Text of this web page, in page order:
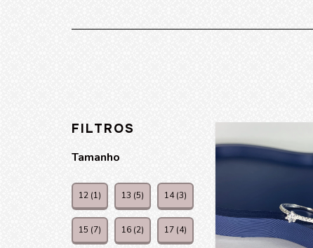
FILTROS
Tamanho
12 (1) 13 (5) 14 (3)
15 (7) 16 (2) 17 (4)